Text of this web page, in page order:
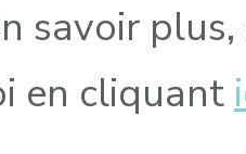
savoir
en cliquant